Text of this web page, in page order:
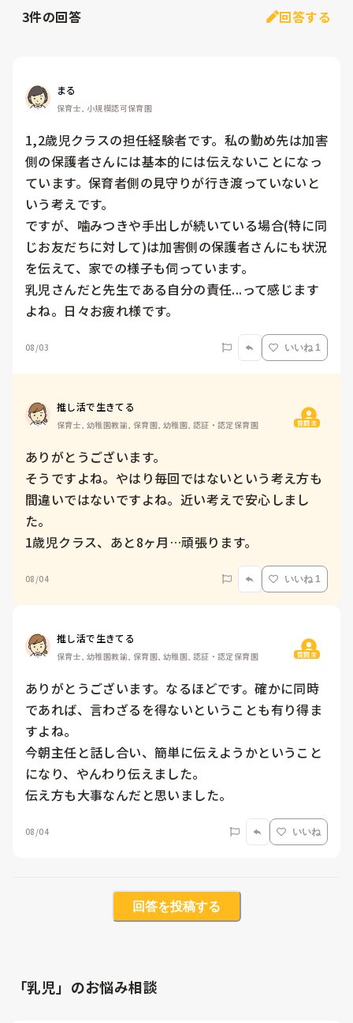
3件の回答 回答する
まる
保育士, 小規模認可保育園
1,2歳児クラスの担任経験者です。私の勤め先は加害
側の保護者さんには基本的には伝えないことになっ
ています。保育者側の見守りが行き渡っていないと
いう考えです。
ですが、噛みつきや手出しが続いている場合(特に同
じお友だちに対して)は加害側の保護者さんにも状況
を伝えて、家での様子も伺っています。
乳児さんだと先生である自分の責任...って感じます
よね。日々お疲れ様です。
08/03 いいね 1
推し活で生きてる
保育士, 幼稚園教諭, 保育園, 幼稚園, 認証・認定保育園 質問主
ありがとうございます。
そうですよね。やはり毎回ではないという考え方も
間違いではないですよね。近い考えで安心しまし
た。
1歳児クラス、あと8ヶ月…頑張ります。
08/04 いいね 1
推し活で生きてる
保育士, 幼稚園教諭, 保育園, 幼稚園, 認証・認定保育園 質問主
ありがとうございます。なるほどです。確かに同時
であれば、言わざるを得ないということも有り得ま
すよね。
今朝主任と話し合い、簡単に伝えようかということ
になり、やんわり伝えました。
伝え方も大事なんだと思いました。
08/04 いいね
回答を投稿する
「乳児」のお悩み相談